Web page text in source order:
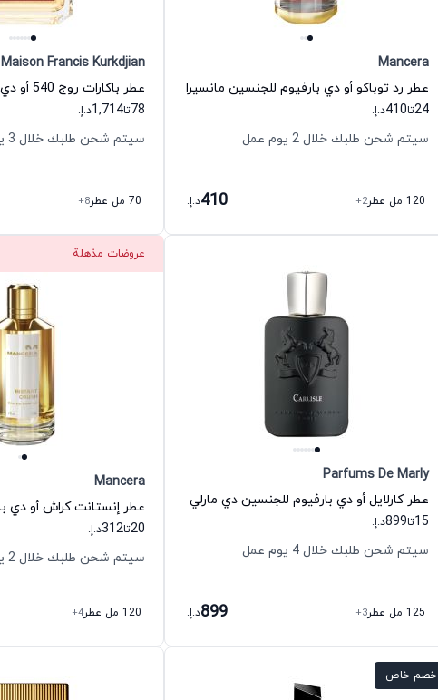
Mancera
عطر رد توباكو أو دي بارفيوم للجنسين مانسيرا
24تا410د.إ.
سيتم شحن طلبك خلال 2 يوم عمل
120 مل عطر +2
410د.إ.
Maison Francis Kurkdjian
78تا1,714د.إ.
سيتم شحن طلبك خلال 3 يوم عمل
70 مل عطر +8
Parfums De Marly
عطر كارلايل أو دي بارفيوم للجنسين دي مارلي
15تا899د.إ.
سيتم شحن طلبك خلال 4 يوم عمل
125 مل عطر +3
899د.إ.
عروضات مذهلة
Mancera
20تا312د.إ.
سيتم شحن طلبك خلال 2 يوم عمل
120 مل عطر
+4
خصم خاص